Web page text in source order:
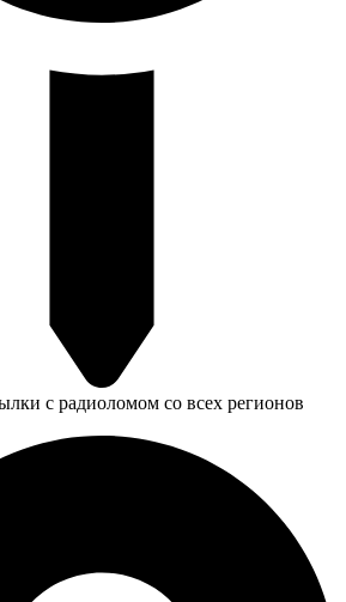
с радиоломом со всех регионов